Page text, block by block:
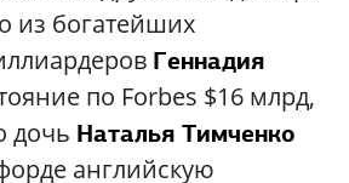
из богатейших
Геннадия
по Forbes $16 млрд,
дочь Наталья Тимченко
английскую